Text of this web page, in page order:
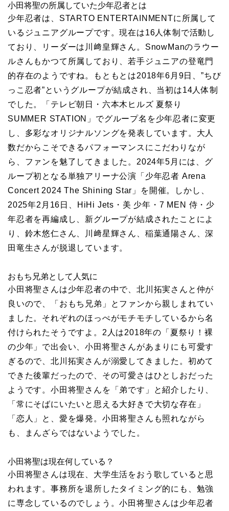
小田将聖の所属していた少年忍者とは
少年忍者は、STARTO ENTERTAINMENTに所属して
いるジュニアグループです。現在は16人体制で活動し
ており、リーダーは川﨑皇輝さん。SnowManのラウー
ルさんもかつて所属しており、若手ジュニアの登竜門
的存在のようですね。もともとは2018年6月9日、”ちび
っこ忍者”というグループが結成され、当初は14人体制
でした。「テレビ朝日・六本木ヒルズ 夏祭り
SUMMER STATION」でグループ名を少年忍者に変更
し、多彩なオリジナルソングを発表しています。大人
数だからこそできるパフォーマンスにこだわりなが
ら、ファンを魅了してきました。2024年5月には、グ
ループ初となる単独アリーナ公演「少年忍者 Arena
Concert 2024 The Shining Star」を開催。しかし、
2025年2月16日、HiHi Jets・美 少年・7 MEN 侍・少
年忍者を再編成し、新グループが結成されたことによ
り、鈴木悠仁さん、川﨑星輝さん、稲葉通陽さん、深
田竜生さんが脱退しています。
おもち兄弟として人気に
小田将聖さんは少年忍者の中で、北川拓実さんと仲が
良いので、「おもち兄弟」とファンから親しまれてい
ました。それぞれのほっぺがモチモチしているから名
付けられたそうですよ。2人は2018年の「夏祭り！裸
の少年」で出会い、小田将聖さんがあまりにも可愛す
ぎるので、北川拓実さんが溺愛してきました。初めて
できた後輩だったので、その可愛さはひとしおだった
ようです。小田将聖さんを「弟です」と紹介したり、
「常にそばにいたいと思える大好きで大切な存在」
「恋人」と、愛を爆発。小田将聖さんも照れながら
も、まんざらではないようでした。
小田将聖は現在何している？
小田将聖さんは現在、大学生活をおう歌していると思
われます。事務所を退所したタイミング的にも、勉強
に専念しているのでしょう。小田将聖さんは少年忍者